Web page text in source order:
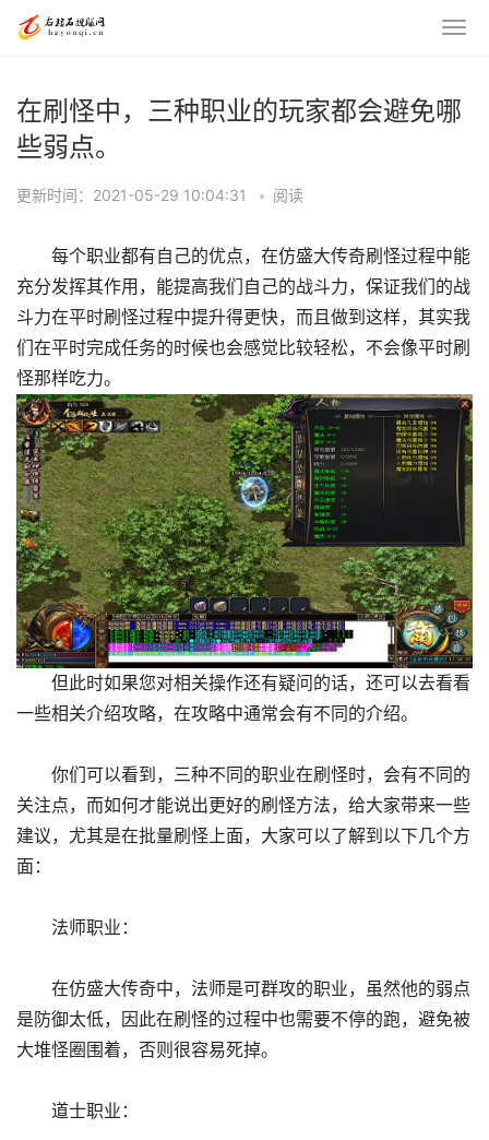
在刷怪中，三种职业的玩家都会避免哪
些弱点。
更新时间：2021-05-29 10:04:31 • 阅读
每个职业都有自己的优点，在仿盛大传奇刷怪过程中能
充分发挥其作用，能提高我们自己的战斗力，保证我们的战
斗力在平时刷怪过程中提升得更快，而且做到这样，其实我
们在平时完成任务的时候也会感觉比较轻松，不会像平时刷
怪那样吃力。
但此时如果您对相关操作还有疑问的话，还可以去看看
一些相关介绍攻略，在攻略中通常会有不同的介绍。
你们可以看到，三种不同的职业在刷怪时，会有不同的
关注点，而如何才能说出更好的刷怪方法，给大家带来一些
建议，尤其是在批量刷怪上面，大家可以了解到以下几个方
面：
法师职业：
在仿盛大传奇中，法师是可群攻的职业，虽然他的弱点
是防御太低，因此在刷怪的过程中也需要不停的跑，避免被
大堆怪圈围着，否则很容易死掉。
道士职业：